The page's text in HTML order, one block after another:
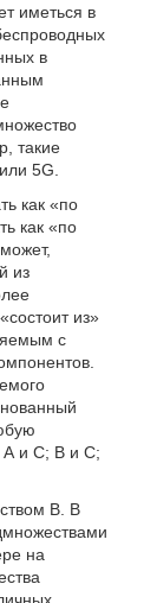
иметься в
в
такие
5G.
как «по
как «по
из
из»
с
А и С; В и С;
В. В
на